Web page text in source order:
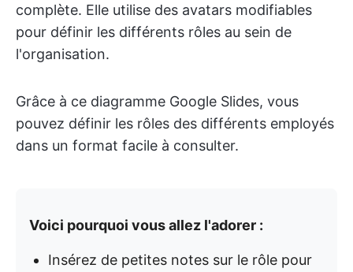
complète. Elle utilise des avatars modifiables
pour définir les différents rôles au sein de
l'organisation.
Grâce à ce diagramme Google Slides, vous
pouvez définir les rôles des différents employés
dans un format facile à consulter.
Voici pourquoi vous allez l'adorer :
Insérez de petites notes sur le rôle pour